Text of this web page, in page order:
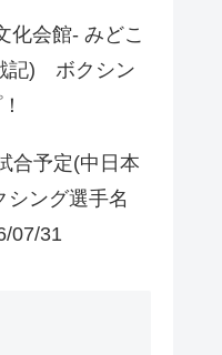
化会館- みどこ
記) ボクシン
合予定(中日本
ング選手名
07/31